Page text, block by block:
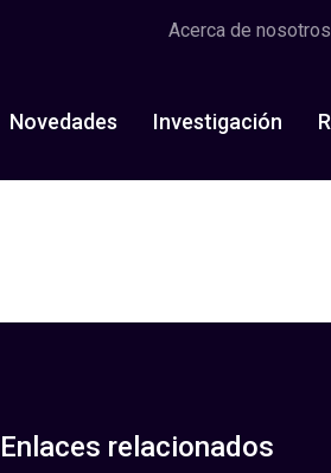
Acerca de nosotros
Novedades Investigación
Enlaces relacionados